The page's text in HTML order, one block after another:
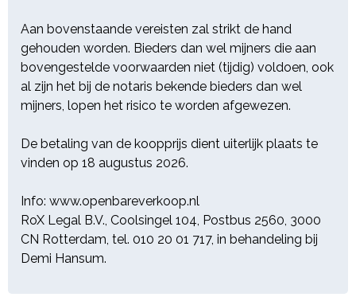
Rotterdam, tel. 010 20 01 717, in
behandeling bij Demi Hansum.
Aan bovenstaande vereisten zal strikt de hand
gehouden worden. Bieders dan wel mijners die aan
bovengestelde voorwaarden niet (tijdig) voldoen, ook
al zijn het bij de notaris bekende bieders dan wel
mijners, lopen het risico te worden afgewezen.
De betaling van de koopprijs dient uiterlijk plaats te
vinden op 18 augustus 2026.
Info: www.openbareverkoop.nl
RoX Legal B.V., Coolsingel 104, Postbus 2560, 3000
CN Rotterdam, tel. 010 20 01 717, in behandeling bij
Demi Hansum.